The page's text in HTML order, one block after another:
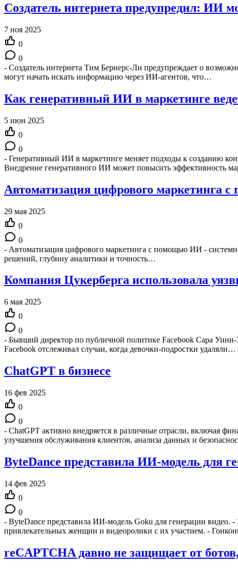
Создатель интернета предупредил: ИИ
7 ноя 2025
0
0
- Создатель интернета Тим Бернерс-Ли предупреждает о
могут начать искать информацию через ИИ-агентов, что…
Как генеративный ИИ в маркетинге
5 июн 2025
0
0
- Генеративный ИИ в маркетинге меняет подходы к созданию
Внедрение генеративного ИИ может повысить эффективность
Автоматизация цифрового маркетинга
29 мая 2025
0
0
- Автоматизация цифрового маркетинга с помощью ИИ -
решений, глубину аналитики и точность…
Компания Цукерберга использовала
6 мая 2025
0
0
- Бывший директор по публичной политике Facebook Сара Уинн-
Facebook отслеживал случаи, когда девочки-подростки удаляли…
ChatGPT в бизнесе
16 фев 2025
0
0
- ChatGPT активно внедряется в различные отрасли, включая
улучшения обслуживания клиентов, анализа данных и
ByteDance представила ИИ-модель для
14 фев 2025
0
0
- ByteDance представила ИИ-модель Goku для генерации видео.
привлекательных женщин и видеоролики с их участием. -
reCAPTCHA давно не защищает от